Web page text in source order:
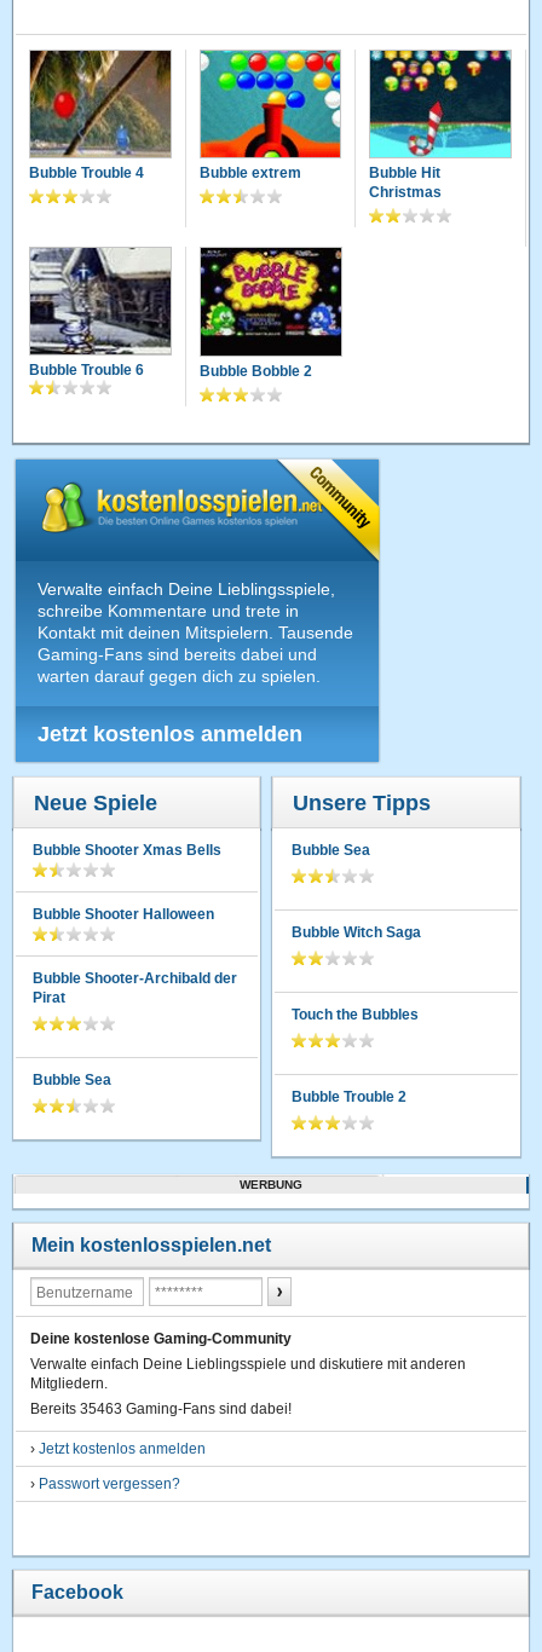
Bubble Trouble 4 Bubble extrem
Bubble Hit
Christmas
Bubble Trouble 6 Bubble Bobble 2
Verwalte einfach Deine Lieblingsspiele,
schreibe Kommentare und trete in
Kontakt mit deinen Mitspielern. Tausende
Gaming-Fans sind bereits dabei und
warten darauf gegen dich zu spielen.
Jetzt kostenlos anmelden
Neue Spiele
Bubble Shooter Xmas Bells
Bubble Shooter Halloween
Bubble Shooter-Archibald der
Pirat
Bubble Sea
Unsere Tipps
Bubble Sea
Bubble Witch Saga
Touch the Bubbles
Bubble Trouble 2
WERBUNG
Mein kostenlosspielen.net
Deine kostenlose Gaming-Community
Verwalte einfach Deine Lieblingsspiele und diskutiere mit anderen
Mitgliedern.
Bereits 35463 Gaming-Fans sind dabei!
›Jetzt kostenlos anmelden
› Passwort vergessen?
Facebook